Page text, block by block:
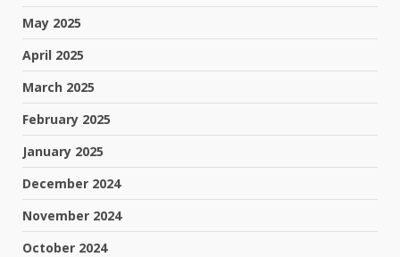
May 2025
April 2025
March 2025
February 2025
January 2025
December 2024
November 2024
October 2024